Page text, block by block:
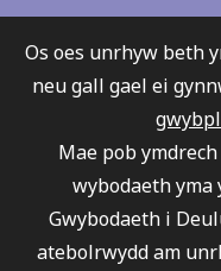
Os oes unrhyw beth
neu gall gael ei
Mae pob
wybodaeth yma
Gwybodaeth i
atebolrwydd am